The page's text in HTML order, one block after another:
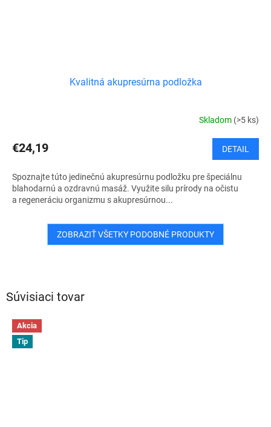
Súvisiaci tovar
Akcia
Tip
Kvalitná akupresúrna podložka
Skladom (>5 ks)
€24,19 DETAIL
Spoznajte túto jedinečnú akupresúrnu podložku pre špeciálnu
blahodarnú a ozdravnú masáž. Využite silu prírody na očistu
a regeneráciu organizmu s akupresúrnou...
ZOBRAZIŤ VŠETKY PODOBNÉ PRODUKTY